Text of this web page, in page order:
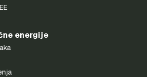
energije